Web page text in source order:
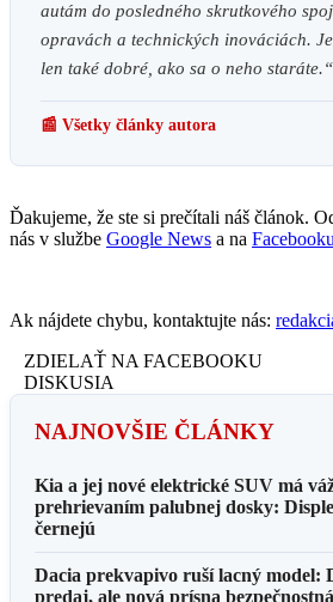
autám do posledného skrutkového
opravách a technických inováciách.
len také dobré, ako sa o neho staráte.“
📰 Všetky články autora
Ďakujeme, že ste si prečítali náš článok.
nás v službe Google News a na Facebooku
Ak nájdete chybu, kontaktujte nás:
ZDIELAŤ NA FACEBOOKU
DISKUSIA
NAJNOVŠIE ČLÁNKY
Kia a jej nové elektrické SUV má
prehrievaním palubnej dosky:
černejú
Dacia prekvapivo ruší lacný model:
predaj, ale nová prísna